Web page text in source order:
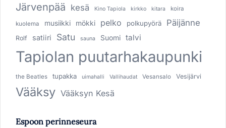
Järvenpää kesä Kino Tapiola kirkko kitara koira
kuolema musiikki mökki pelko polkupyörä Päijänne
Rolf satiiri Satu sauna Suomi talvi
Tapiolan puutarhakaupunki
the Beatles tupakka uimahalli Vallihaudat Vesansalo Vesijärvi
Vääksy Vääksyn Kesä
Espoon perinneseura